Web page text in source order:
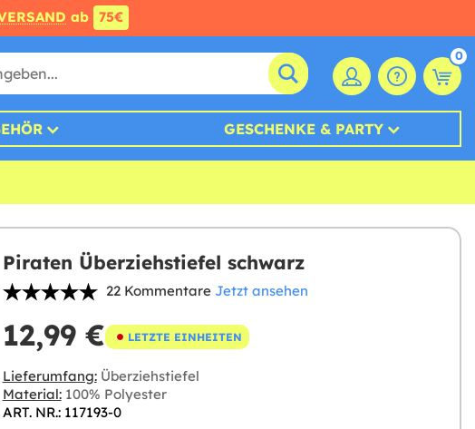
ab 75€
0
GESCHENKE & PARTY
Piraten Überziehstiefel schwarz
22 Kommentare Jetzt ansehen
12,99 € LETZTE EINHEITEN
Lieferumfang:Überziehstiefel
Material:100% Polyester
ART. NR.: 117193-0